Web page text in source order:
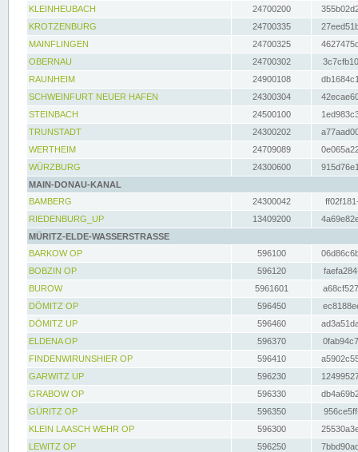
KLEINHEUBACH 24700200
KROTZENBURG
24700335
MAINFLINGEN
24700325
OBERNAU
24700302
RAUNHEIM
24900108
SCHWEINFURT NEUER HAFEN
24300304
STEINBACH
24500100
TRUNSTADT
24300202
WERTHEIM
24709089
WÜRZBURG
24300600
MAIN-DONAU-KANAL
BAMBERG
24300042
RIEDENBURG_UP
13409200
MÜRITZ-ELDE-WASSERSTRASSE
BARKOW OP
596100
BOBZIN OP
596120
BUROW
5961601
DÖMITZ OP
596450
DÖMITZ UP
596460
ELDENA OP
596370
FINDENWIRUNSHIER OP
596410
GARWITZ UP
596230
GRABOW OP
596330
GÜRITZ OP
596350
KLEIN LAASCH WEHR OP
596300
LEWITZ OP
596250